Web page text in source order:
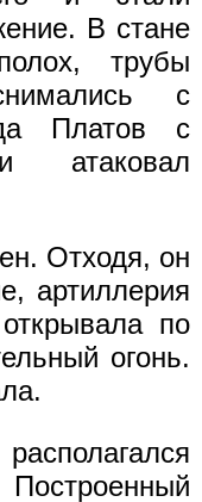
В стане
трубы
с
Платов с
атаковал
Отходя, он
артиллерия
по
огонь.